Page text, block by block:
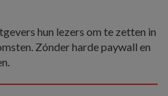
hun lezers om te zetten in
Zónder harde paywall en